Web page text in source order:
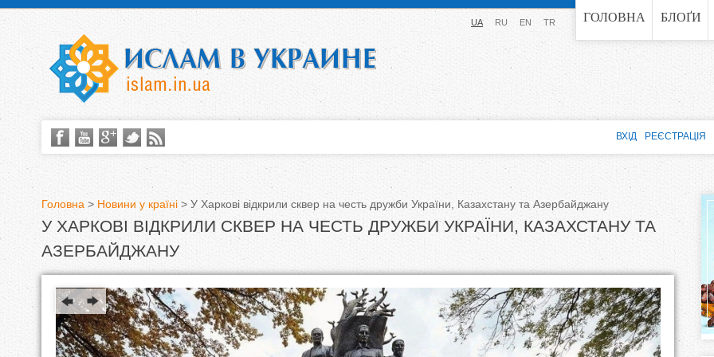
Jump to navigation ГОЛОВНА БЛОҐИ
UA RU EN TR
В
и
Головна > Новини у країні > У Харкові відкрили сквер на честь дружби України, Казахстану та Азербайджану
У ХАРКОВІ ВІДКРИЛИ СКВЕР НА ЧЕСТЬ ДРУЖБИ УКРАЇНИ, КАЗАХСТАНУ ТА
АЗЕРБАЙДЖАНУ
ВХІД РЕЄСТРАЦІЯ